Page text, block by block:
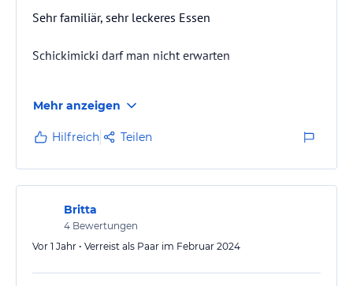
Sehr familiär, sehr leckeres Essen
Schickimicki darf man nicht erwarten
Komme gerne wieder
Mehr anzeigen
Hilfreich Teilen
Britta
4 Bewertungen
Vor 1 Jahr • Verreist als Paar im Februar 2024